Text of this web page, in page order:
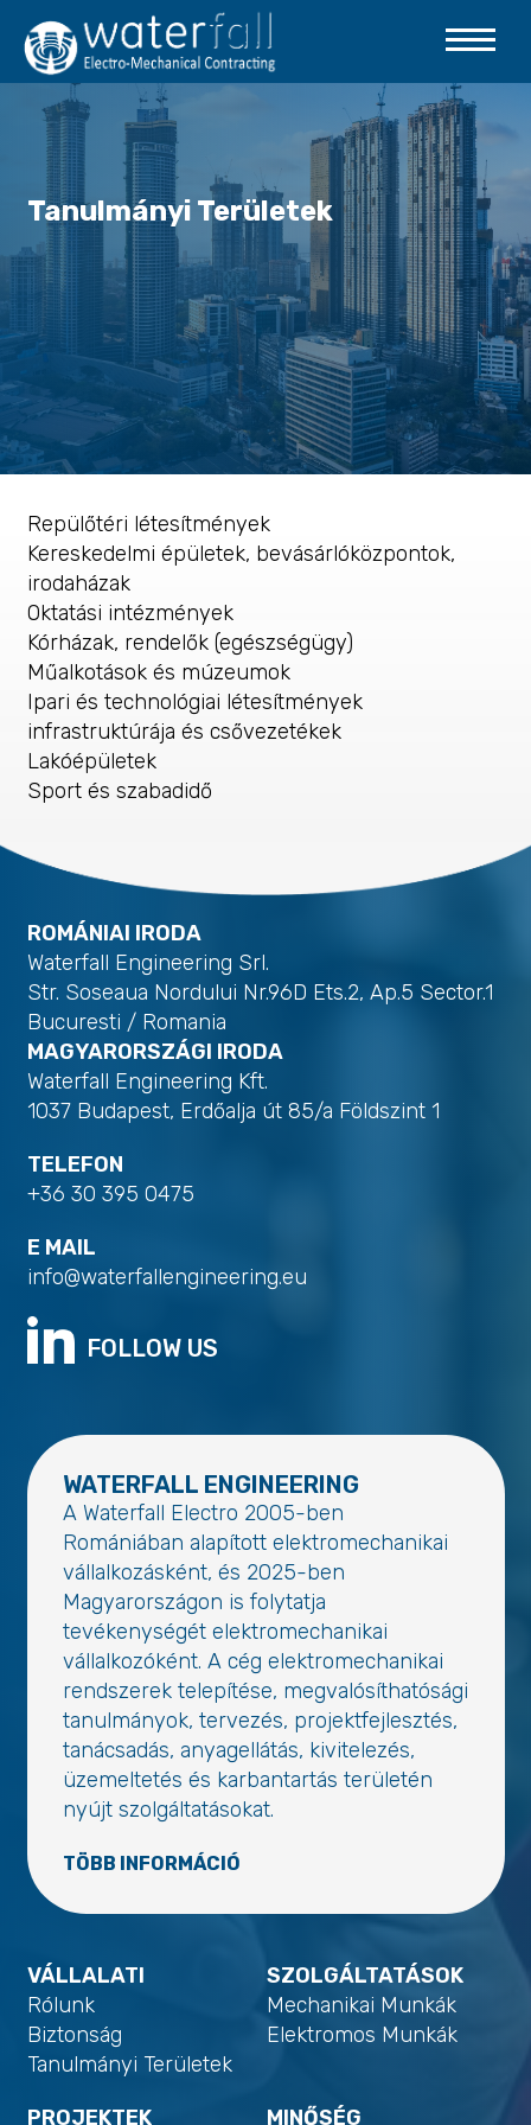
Tanulmányi Területek
Repülőtéri létesítmények
Kereskedelmi épületek, bevásárlóközpontok,
irodaházak
Oktatási intézmények
Kórházak, rendelők (egészségügy)
Műalkotások és múzeumok
Ipari és technológiai létesítmények
infrastruktúrája és csővezetékek
Lakóépületek
Sport és szabadidő
ROMÁNIAI IRODA
Waterfall Engineering Srl.
Str. Soseaua Nordului Nr.96D Ets.2, Ap.5 Sector.1
Bucuresti / Romania
MAGYARORSZÁGI IRODA
Waterfall Engineering Kft.
1037 Budapest, Erdőalja út 85/a Földszint 1
TELEFON
+36 30 395 0475
E MAIL
info@waterfallengineering.eu
FOLLOW US
WATERFALL ENGINEERING
A Waterfall Electro 2005-ben
Romániában alapított elektromechanikai
vállalkozásként, és 2025-ben
Magyarországon is folytatja
tevékenységét elektromechanikai
vállalkozóként. A cég elektromechanikai
rendszerek telepítése, megvalósíthatósági
tanulmányok, tervezés, projektfejlesztés,
tanácsadás, anyagellátás, kivitelezés,
üzemeltetés és karbantartás területén
nyújt szolgáltatásokat.
TÖBB INFORMÁCIÓ
VÁLLALATI
Rólunk
Biztonság
Tanulmányi Területek
SZOLGÁLTATÁSOK
Mechanikai Munkák
Elektromos Munkák
PROJEKTEK MINŐSÉG